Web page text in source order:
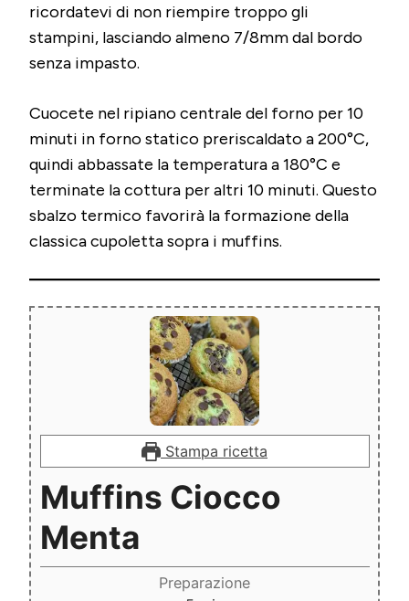
ricordatevi di non riempire troppo gli
stampini, lasciando almeno 7/8mm dal bordo
senza impasto.
Cuocete nel ripiano centrale del forno per 10
minuti in forno statico preriscaldato a 200°C,
quindi abbassate la temperatura a 180°C e
terminate la cottura per altri 10 minuti. Questo
sbalzo termico favorirà la formazione della
classica cupoletta sopra i muffins.
Stampa ricetta
Muffins Ciocco
Menta
Preparazione